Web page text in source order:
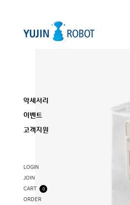
악세서리
이벤트
고객지원
LOGIN
JOIN
CART
0
ORDER